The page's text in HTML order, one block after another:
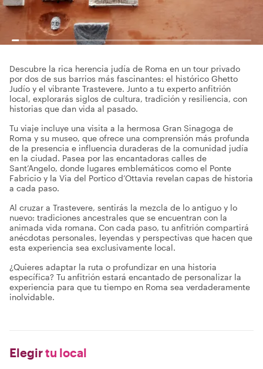
Descubre la rica herencia judía de Roma en un tour privado
por dos de sus barrios más fascinantes: el histórico Ghetto
Judío y el vibrante Trastevere. Junto a tu experto anfitrión
local, explorarás siglos de cultura, tradición y resiliencia, con
historias que dan vida al pasado.
Tu viaje incluye una visita a la hermosa Gran Sinagoga de
Roma y su museo, que ofrece una comprensión más profunda
de la presencia e influencia duraderas de la comunidad judía
en la ciudad. Pasea por las encantadoras calles de
Sant’Angelo, donde lugares emblemáticos como el Ponte
Fabricio y la Via del Portico d’Ottavia revelan capas de historia
a cada paso.
Al cruzar a Trastevere, sentirás la mezcla de lo antiguo y lo
nuevo: tradiciones ancestrales que se encuentran con la
animada vida romana. Con cada paso, tu anfitrión compartirá
anécdotas personales, leyendas y perspectivas que hacen que
esta experiencia sea exclusivamente local.
¿Quieres adaptar la ruta o profundizar en una historia
específica? Tu anfitrión estará encantado de personalizar la
experiencia para que tu tiempo en Roma sea verdaderamente
inolvidable.
Elegirtu local